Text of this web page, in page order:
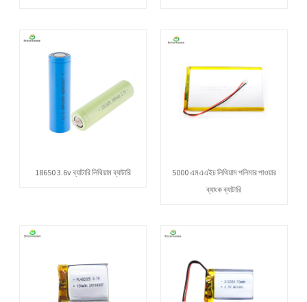
18650 3.6v ব্যাটারি লিথিয়াম ব্যাটারি
5000 এমএএইচ লিথিয়াম পলিমার পাওয়ার
ব্যাংক ব্যাটারি